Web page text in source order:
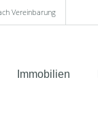
Vereinbarung
Immobilien